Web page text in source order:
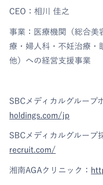
CEO：相川 佳之
事業：医療機関（総合美
療・婦人科・不妊治療・
他）への経営支援事業
SBCメディカルグループ
holdings.com/jp
SBCメディカルグループ
recruit.com/
湘南AGAクリニック：